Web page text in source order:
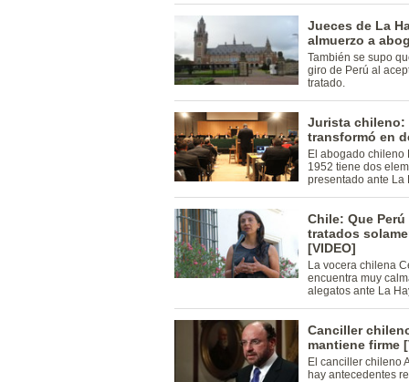
Jueces de La
almuerzo a
También se supo
giro de Perú al
tratado.
Jurista chileno:
transformó en
El abogado chileno
1952 tiene dos
presentado ante La
Chile: Que
tratados
[VIDEO]
La vocera chilena
encuentra muy
alegatos ante La
Canciller
mantiene firme
El canciller chileno
hay antecedentes